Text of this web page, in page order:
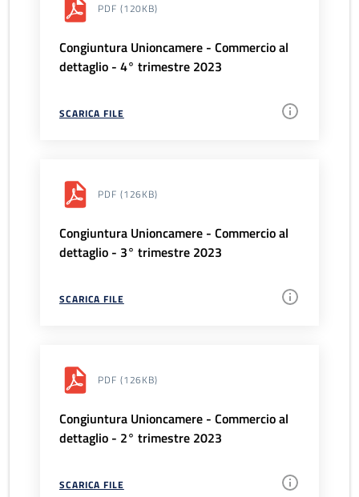
PDF (120KB)
Congiuntura Unioncamere - Commercio al
dettaglio - 4° trimestre 2023
SCARICA FILE
PDF (126KB)
Congiuntura Unioncamere - Commercio al
dettaglio - 3° trimestre 2023
SCARICA FILE
PDF (126KB)
Congiuntura Unioncamere - Commercio al
dettaglio - 2° trimestre 2023
SCARICA FILE